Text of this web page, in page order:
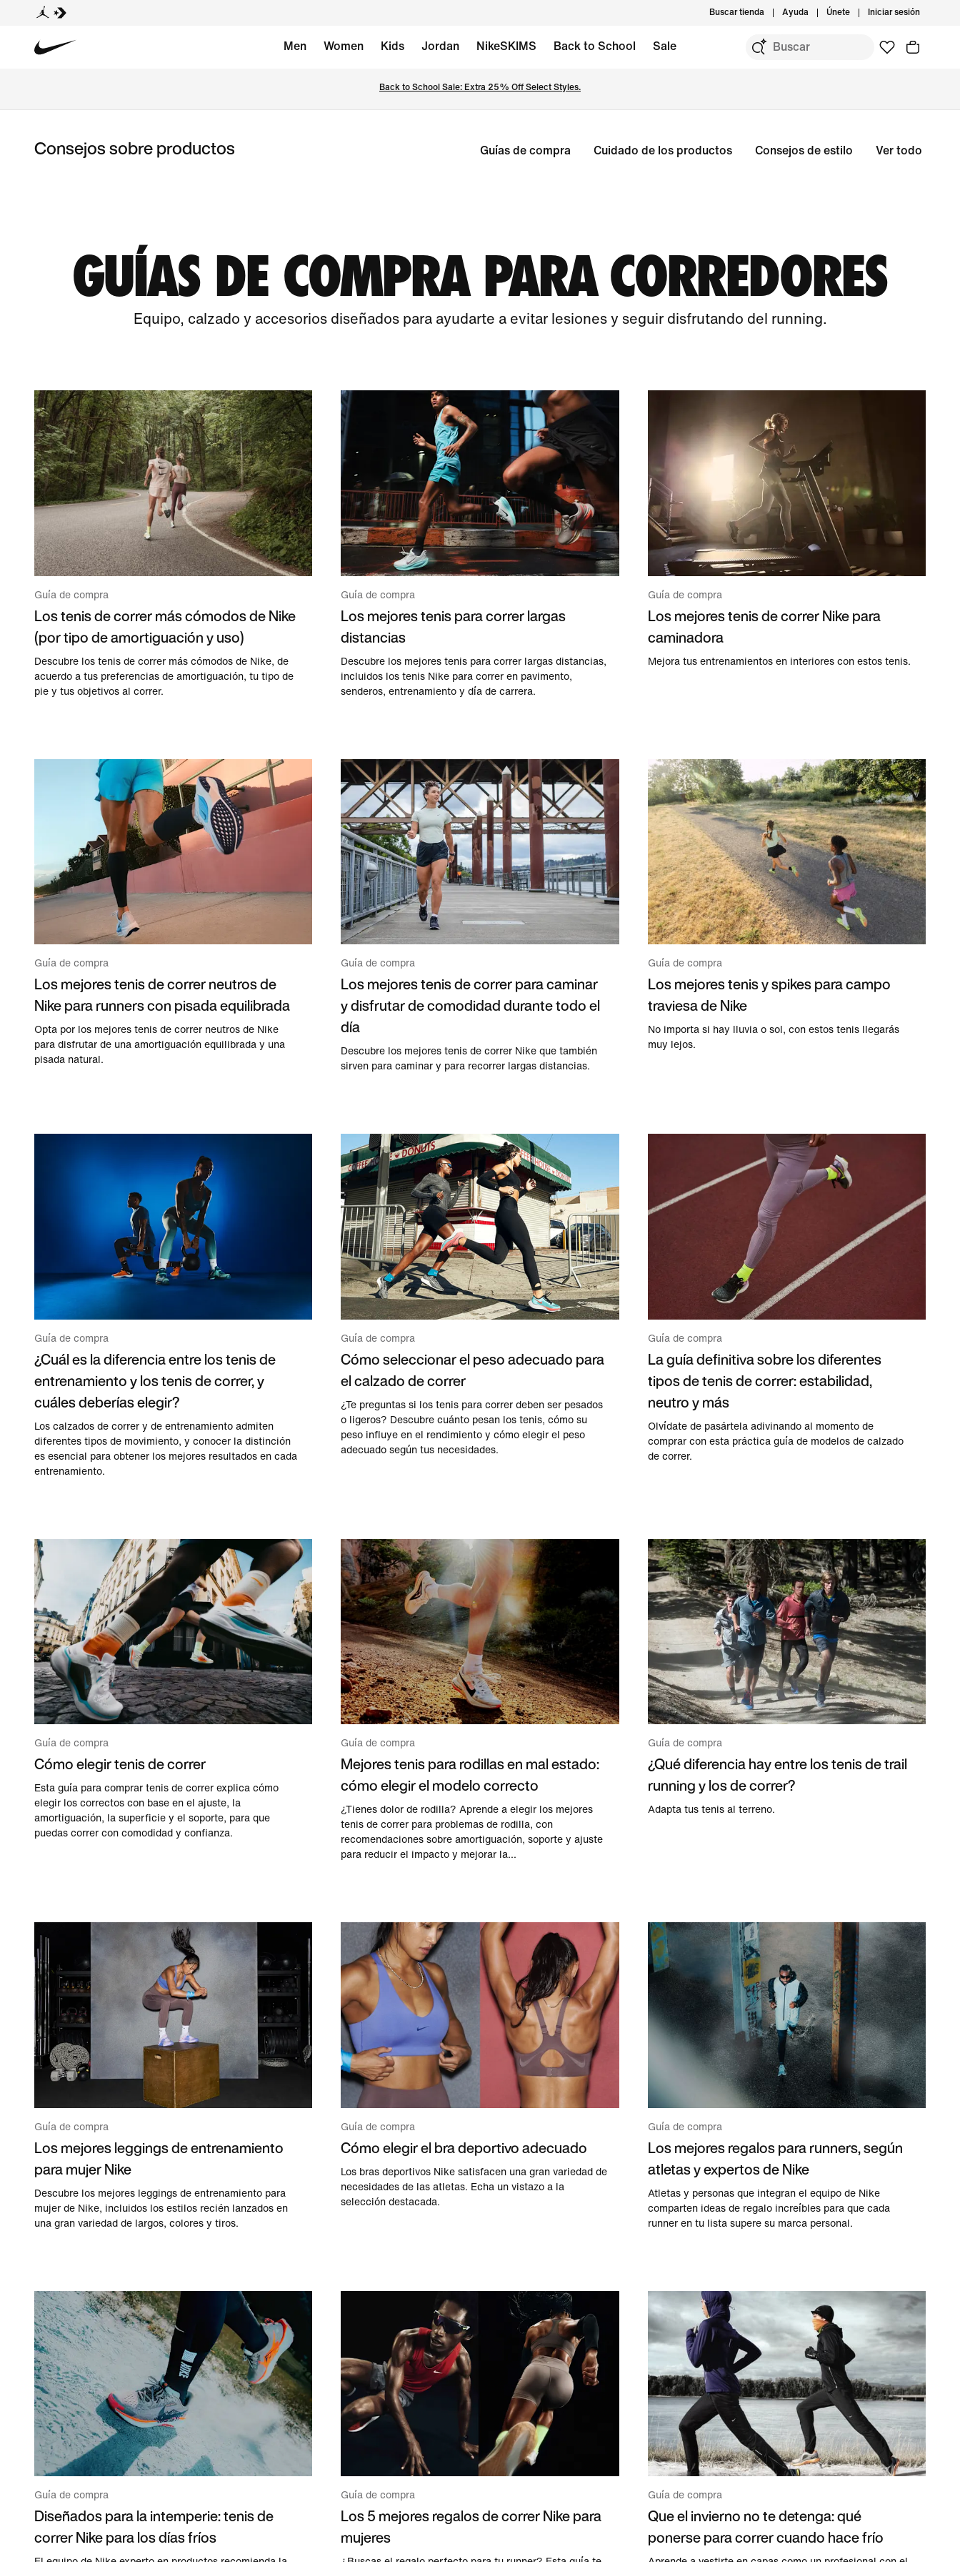
Buscar tienda Ayuda Únete Iniciar sesión
Men Women Kids Jordan NikeSKIMS Back to School Sale
Back to School Sale: Extra 25% Off Select Styles.
Consejos sobre productos Guías de compra Cuidado de los productos Consejos de estilo Ver todo
GUÍAS DE COMPRA PARA CORREDORES
Equipo, calzado y accesorios diseñados para ayudarte a evitar lesiones y seguir disfrutando del running.
Guía de compra
Los tenis de correr más cómodos de Nike
(por tipo de amortiguación y uso)
Descubre los tenis de correr más cómodos de Nike, de
acuerdo a tus preferencias de amortiguación, tu tipo de
pie y tus objetivos al correr.
Guía de compra
Los mejores tenis para correr largas
distancias
Descubre los mejores tenis para correr largas distancias,
incluidos los tenis Nike para correr en pavimento,
senderos, entrenamiento y día de carrera.
Guía de compra
Los mejores tenis de correr Nike para
caminadora
Mejora tus entrenamientos en interiores con estos tenis.
Guía de compra
Los mejores tenis de correr neutros de
Nike para runners con pisada equilibrada
Opta por los mejores tenis de correr neutros de Nike
para disfrutar de una amortiguación equilibrada y una
pisada natural.
Guía de compra
Los mejores tenis de correr para caminar
y disfrutar de comodidad durante todo el
día
Descubre los mejores tenis de correr Nike que también
sirven para caminar y para recorrer largas distancias.
Guía de compra
Los mejores tenis y spikes para campo
traviesa de Nike
No importa si hay lluvia o sol, con estos tenis llegarás
muy lejos.
Guía de compra
¿Cuál es la diferencia entre los tenis de
entrenamiento y los tenis de correr, y
cuáles deberías elegir?
Los calzados de correr y de entrenamiento admiten
diferentes tipos de movimiento, y conocer la distinción
es esencial para obtener los mejores resultados en cada
entrenamiento.
Guía de compra
Cómo seleccionar el peso adecuado para
el calzado de correr
¿Te preguntas si los tenis para correr deben ser pesados
o ligeros? Descubre cuánto pesan los tenis, cómo su
peso influye en el rendimiento y cómo elegir el peso
adecuado según tus necesidades.
Guía de compra
La guía definitiva sobre los diferentes
tipos de tenis de correr: estabilidad,
neutro y más
Olvídate de pasártela adivinando al momento de
comprar con esta práctica guía de modelos de calzado
de correr.
Guía de compra
Cómo elegir tenis de correr
Esta guía para comprar tenis de correr explica cómo
elegir los correctos con base en el ajuste, la
amortiguación, la superficie y el soporte, para que
puedas correr con comodidad y confianza.
Guía de compra
Mejores tenis para rodillas en mal estado:
cómo elegir el modelo correcto
¿Tienes dolor de rodilla? Aprende a elegir los mejores
tenis de correr para problemas de rodilla, con
recomendaciones sobre amortiguación, soporte y ajuste
para reducir el impacto y mejorar la...
Guía de compra
¿Qué diferencia hay entre los tenis de trail
running y los de correr?
Adapta tus tenis al terreno.
Guía de compra
Los mejores leggings de entrenamiento
para mujer Nike
Descubre los mejores leggings de entrenamiento para
mujer de Nike, incluidos los estilos recién lanzados en
una gran variedad de largos, colores y tiros.
Guía de compra
Cómo elegir el bra deportivo adecuado
Los bras deportivos Nike satisfacen una gran variedad de
necesidades de las atletas. Echa un vistazo a la
selección destacada.
Guía de compra
Los mejores regalos para runners, según
atletas y expertos de Nike
Atletas y personas que integran el equipo de Nike
comparten ideas de regalo increíbles para que cada
runner en tu lista supere su marca personal.
Guía de compra
Diseñados para la intemperie: tenis de
correr Nike para los días fríos
Guía de compra
Los 5 mejores regalos de correr Nike para
mujeres
Guía de compra
Que el invierno no te detenga: qué
ponerse para correr cuando hace frío